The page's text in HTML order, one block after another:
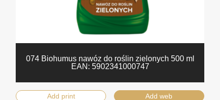
074 Biohumus nawóz do roślin zielonych 500 ml
EAN: 5902341000747
Add print
Add web